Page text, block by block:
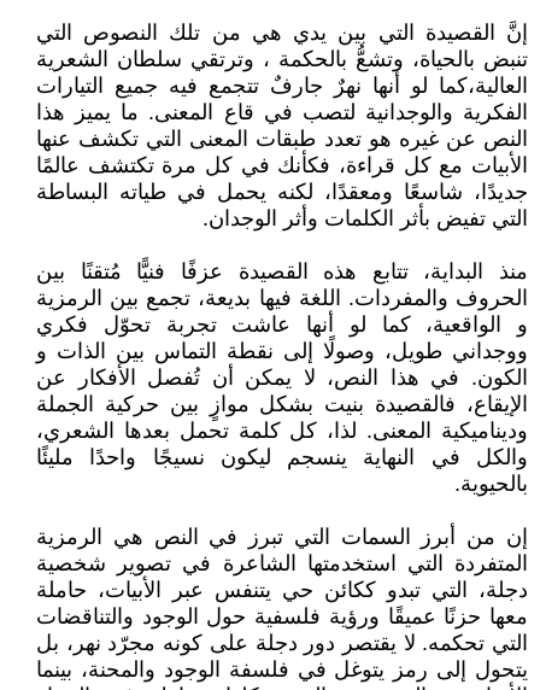
إنَّ القصيدة التي بين يدي هي من تلك النصوص التي
تنبض بالحياة، وتشعُّ بالحكمة ، وترتقي سلطان الشعرية
العالية،كما لو أنها نهرٌ جارفٌ تتجمع فيه جميع التيارات
الفكرية والوجدانية لتصب في قاع المعنى. ما يميز هذا
النص عن غيره هو تعدد طبقات المعنى التي تكشف عنها
الأبيات مع كل قراءة، فكأنك في كل مرة تكتشف عالمًا
جديدًا، شاسعًا ومعقدًا، لكنه يحمل في طياته البساطة
التي تفيض بأثر الكلمات وأثر الوجدان.
منذ البداية، تتابع هذه القصيدة عزفًا فنيًّا مُتقنًا بين
الحروف والمفردات. اللغة فيها بديعة، تجمع بين الرمزية
و الواقعية، كما لو أنها عاشت تجربة تحوّل فكري
ووجداني طويل، وصولًا إلى نقطة التماس بين الذات و
الكون. في هذا النص، لا يمكن أن تُفصل الأفكار عن
الإيقاع، فالقصيدة بنيت بشكل موازٍ بين حركية الجملة
وديناميكية المعنى. لذا، كل كلمة تحمل بعدها الشعري،
والكل في النهاية ينسجم ليكون نسيجًا واحدًا مليئًا
بالحيوية.
إن من أبرز السمات التي تبرز في النص هي الرمزية
المتفردة التي استخدمتها الشاعرة في تصوير شخصية
دجلة، التي تبدو ككائن حي يتنفس عبر الأبيات، حاملة
معها حزنًا عميقًا ورؤية فلسفية حول الوجود والتناقضات
التي تحكمه. لا يقتصر دور دجلة على كونه مجرّد نهر، بل
يتحول إلى رمز يتوغل في فلسفة الوجود والمحنة، بينما